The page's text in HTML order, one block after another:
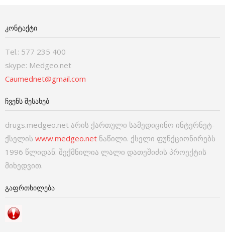
ᲙᲝᲜᲢᲐᲥᲢᲘ
Tel.: 577 235 400
skype: Medgeo.net
Caumednet@gmail.com
ᲩᲕᲔᲜᲡ ᲨᲔᲡᲐᲮᲔᲑ
drugs.medgeo.net არის ქართული სამედიცინო ინტერნეტ-
ქსელის www.medgeo.net ნაწილი. ქსელი ფუნქციონირებს
1996 წლიდან. შექმნილია ლალი დათეშიძის პროექტის
მიხედვით.
ᲒᲐᲤᲠᲗᲮᲘᲚᲔᲑᲐ